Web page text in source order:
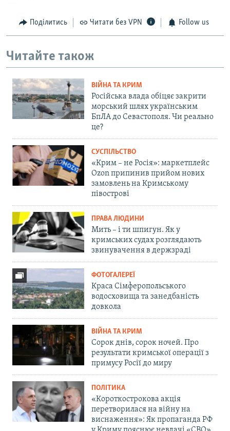
Поділитись Читати без VPN Follow us
Читайте також
ВІЙНА ТА КРИМ
Російська влада обіцяє закрити
морський шлях українським
БпЛА до Севастополя. Чи реально
це?
СУСПІЛЬСТВО
«Крим – не Росія»: маркетплейс
Ozon припинив прийом нових
замовлень на Кримському
півострові
ПРАВА ЛЮДИНИ
Мить – і ти шпигун. Як у
кримських судах розглядають
звинувачення в держзраді
ФОТОГАЛЕРЕЇ
Краса Сімферопольського
водосховища та занедбаність
довкола
ВІЙНА ТА КРИМ
Сорок днів, сорок ночей. Про
результати кримської операції з
примусу Росії до миру
ПОЛІТИКА
«Короткострокова акція
перетворилася на війну на
виснаження»: Як пропаганда РФ